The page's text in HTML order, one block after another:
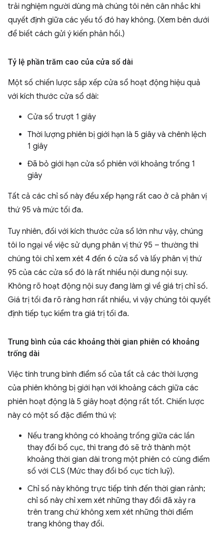
trải nghiệm người dùng mà chúng tôi nên cân nhắc khi
quyết định giữa các yếu tố đó hay không. (Xem bên dưới
để biết cách gửi ý kiến phản hồi.)
Tỷ lệ phần trăm cao của cửa sổ dài
Một số chiến lược sắp xếp cửa sổ hoạt động hiệu quả
với kích thước cửa sổ dài:
Cửa sổ trượt 1 giây
Thời lượng phiên bị giới hạn là 5 giây và chênh lệch
1 giây
Đã bỏ giới hạn cửa sổ phiên với khoảng trống 1
giây
Tất cả các chỉ số này đều xếp hạng rất cao ở cả phân vị
thứ 95 và mức tối đa.
Tuy nhiên, đối với kích thước cửa sổ lớn như vậy, chúng
tôi lo ngại về việc sử dụng phân vị thứ 95 – thường thì
chúng tôi chỉ xem xét 4 đến 6 cửa sổ và lấy phân vị thứ
95 của các cửa sổ đó là rất nhiều nội dung nội suy.
Không rõ hoạt động nội suy đang làm gì về giá trị chỉ số.
Giá trị tối đa rõ ràng hơn rất nhiều, vì vậy chúng tôi quyết
định tiếp tục kiểm tra giá trị tối đa.
Trung bình của các khoảng thời gian phiên có khoảng
trống dài
Việc tính trung bình điểm số của tất cả các thời lượng
của phiên không bị giới hạn với khoảng cách giữa các
phiên hoạt động là 5 giây hoạt động rất tốt. Chiến lược
này có một số đặc điểm thú vị:
Nếu trang không có khoảng trống giữa các lần
thay đổi bố cục, thì trang đó sẽ trở thành một
khoảng thời gian dài trong một phiên có cùng điểm
số với CLS (Mức thay đổi bố cục tích luỹ).
Chỉ số này không trực tiếp tính đến thời gian rảnh;
chỉ số này chỉ xem xét những thay đổi đã xảy ra
trên trang chứ không xem xét những thời điểm
trang không thay đổi.